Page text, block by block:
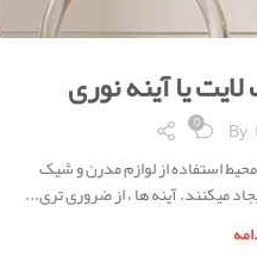
یا آینه نوری
By
0
استفاده از لوازم مدرن و شیک
میکنند. آینه ها ، از ضروری تری...